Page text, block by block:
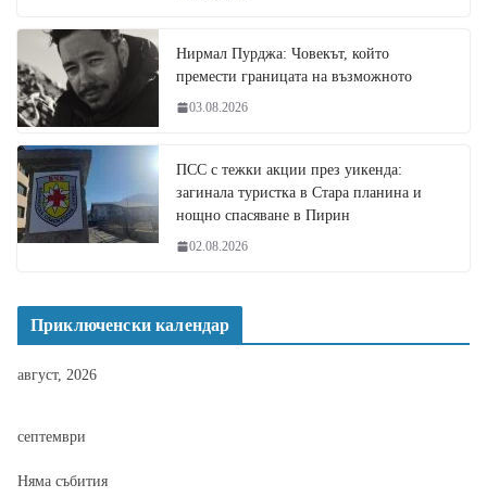
Нирмал Пурджа: Човекът, който
премести границата на възможното
03.08.2026
ПСС с тежки акции през уикенда:
загинала туристка в Стара планина и
нощно спасяване в Пирин
02.08.2026
Приключенски календар
август, 2026
септември
Няма събития